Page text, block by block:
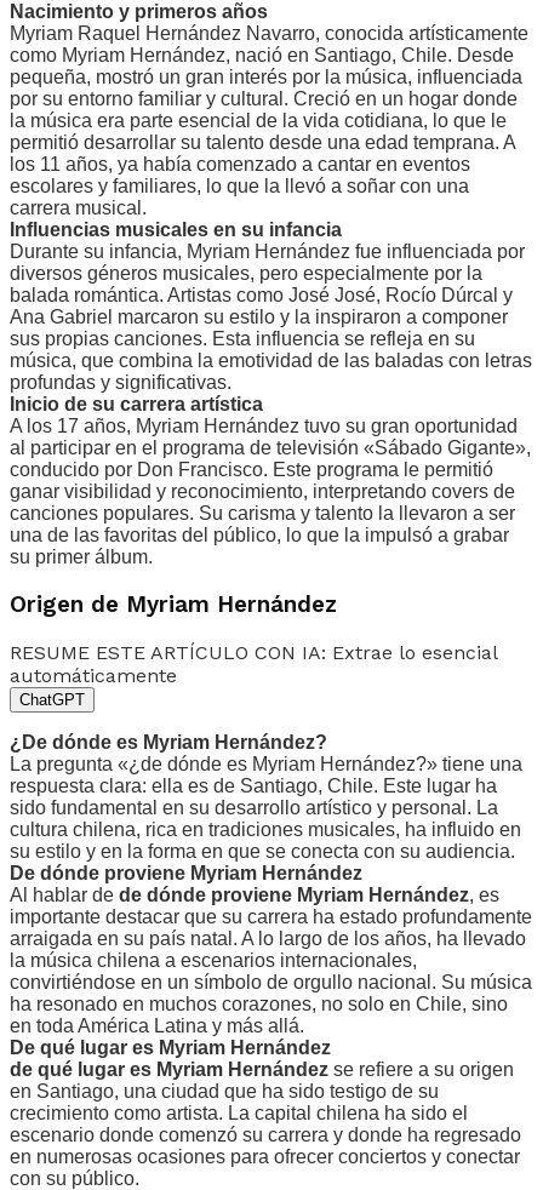
Nacimiento y primeros años
Myriam Raquel Hernández Navarro, conocida artísticamente
como Myriam Hernández, nació en Santiago, Chile. Desde
pequeña, mostró un gran interés por la música, influenciada
por su entorno familiar y cultural. Creció en un hogar donde
la música era parte esencial de la vida cotidiana, lo que le
permitió desarrollar su talento desde una edad temprana. A
los 11 años, ya había comenzado a cantar en eventos
escolares y familiares, lo que la llevó a soñar con una
carrera musical.
Influencias musicales en su infancia
Durante su infancia, Myriam Hernández fue influenciada por
diversos géneros musicales, pero especialmente por la
balada romántica. Artistas como José José, Rocío Dúrcal y
Ana Gabriel marcaron su estilo y la inspiraron a componer
sus propias canciones. Esta influencia se refleja en su
música, que combina la emotividad de las baladas con letras
profundas y significativas.
Inicio de su carrera artística
A los 17 años, Myriam Hernández tuvo su gran oportunidad
al participar en el programa de televisión «Sábado Gigante»,
conducido por Don Francisco. Este programa le permitió
ganar visibilidad y reconocimiento, interpretando covers de
canciones populares. Su carisma y talento la llevaron a ser
una de las favoritas del público, lo que la impulsó a grabar
su primer álbum.
Origen de Myriam Hernández
RESUME ESTE ARTÍCULO CON IA: Extrae lo esencial
automáticamente
ChatGPT
¿De dónde es Myriam Hernández?
La pregunta «¿de dónde es Myriam Hernández?» tiene una
respuesta clara: ella es de Santiago, Chile. Este lugar ha
sido fundamental en su desarrollo artístico y personal. La
cultura chilena, rica en tradiciones musicales, ha influido en
su estilo y en la forma en que se conecta con su audiencia.
De dónde proviene Myriam Hernández
Al hablar de de dónde proviene Myriam Hernández, es
importante destacar que su carrera ha estado profundamente
arraigada en su país natal. A lo largo de los años, ha llevado
la música chilena a escenarios internacionales,
convirtiéndose en un símbolo de orgullo nacional. Su música
ha resonado en muchos corazones, no solo en Chile, sino
en toda América Latina y más allá.
De qué lugar es Myriam Hernández
de qué lugar es Myriam Hernández se refiere a su origen
en Santiago, una ciudad que ha sido testigo de su
crecimiento como artista. La capital chilena ha sido el
escenario donde comenzó su carrera y donde ha regresado
en numerosas ocasiones para ofrecer conciertos y conectar
con su público.